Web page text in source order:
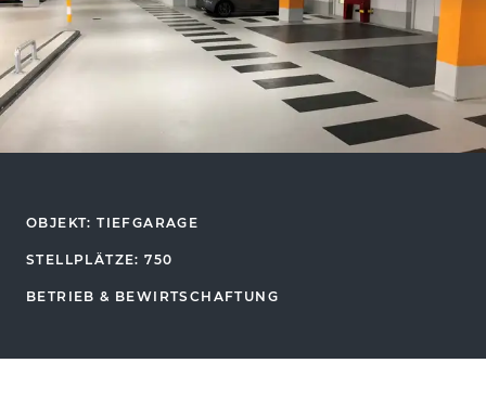
OBJEKT: TIEFGARAGE
STELLPLÄTZE: 750
BETRIEB & BEWIRTSCHAFTUNG